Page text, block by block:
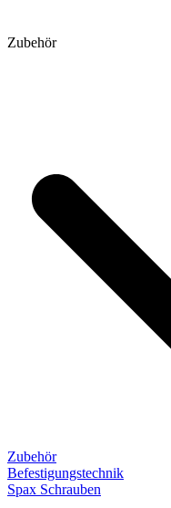
Zubehör
Zubehör
Befestigungstechnik
Spax Schrauben